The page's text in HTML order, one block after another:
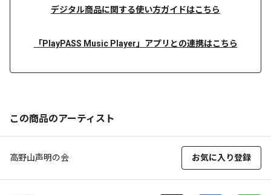
デジタル商品に関する使い方ガイドはこちら
「PlayPASS Music Player」アプリとの連携はこちら
この商品のアーティスト
高野山声明の会 お気に入り登録